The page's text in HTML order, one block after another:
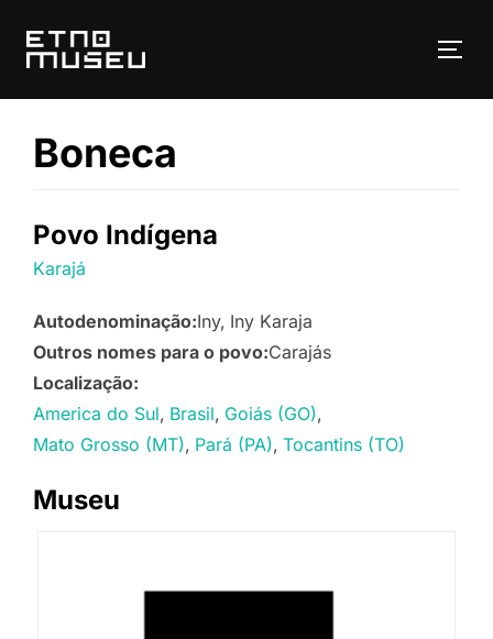
para
Boneca
Povo Indígena
Karajá
Autodenominação:Iny Iny Karaja
Outros nomes para o povo:Carajás
Localização:
America do Sul Brasil Goiás (GO)
Mato Grosso (MT) Pará (PA) Tocantins (TO)
Museu